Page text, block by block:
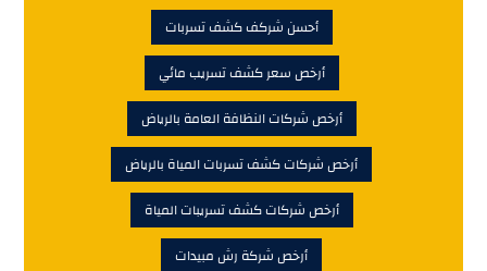
أحسن شركف كشف تسربات
أرخص سعر كشف تسريب مائي
أرخص شركات النظافة العامة بالرياض
أرخص شركات كشف تسربات المياة بالرياض
أرخص شركات كشف تسريبات المياة
أرخص شركة رش مبيدات